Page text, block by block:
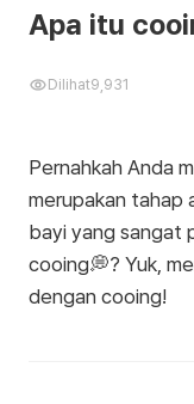
Apa itu
Dilihat9,931
Pernahkah Anda
merupakan tahap
bayi yang sangat
cooing💭? Yuk,
dengan cooing!